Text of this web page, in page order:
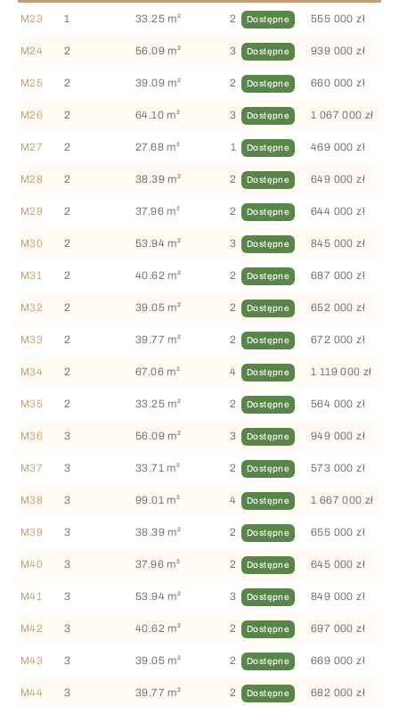
M23 1 33.25 m² 2 Dostępne 555 000 zł
M24 2 56.09 m² 3 Dostępne 939 000 zł
M25 2 39.09 m² 2 Dostępne 660 000 zł
M26 2 64.10 m² 3 Dostępne 1 067 000 zł
M27 2 27.68 m² 1 Dostępne 469 000 zł
M28 2 38.39 m² 2 Dostępne 649 000 zł
M29 2 37.96 m² 2 Dostępne 644 000 zł
M30 2 53.94 m² 3 Dostępne 845 000 zł
M31 2 40.62 m² 2 Dostępne 687 000 zł
M32 2 39.05 m² 2 Dostępne 652 000 zł
M33 2 39.77 m² 2 Dostępne 672 000 zł
M34 2 67.06 m² 4 Dostępne 1 119 000 zł
M35 2 33.25 m² 2 Dostępne 564 000 zł
M36 3 56.09 m² 3 Dostępne 949 000 zł
M37 3 33.71 m² 2 Dostępne 573 000 zł
M38 3 99.01 m² 4 Dostępne 1 667 000 zł
M39 3 38.39 m² 2 Dostępne 655 000 zł
M40 3 37.96 m² 2 Dostępne 645 000 zł
M41 3 53.94 m² 3 Dostępne 849 000 zł
M42 3 40.62 m² 2 Dostępne 697 000 zł
M43 3 39.05 m² 2 Dostępne 669 000 zł
M44 3 39.77 m² 2 Dostępne 682 000 zł